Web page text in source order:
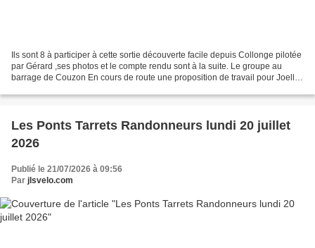
Ils sont 8 à participer à cette sortie découverte facile depuis Collonge pilotée
par Gérard ,ses photos et le compte rendu sont à la suite. Le groupe au
barrage de Couzon En cours de route une proposition de travail pour Joelle
Les Ponts Tarrets Randonneurs lundi 20 juillet
2026
Publié le 21/07/2026 à 09:56
Par jlsvelo.com